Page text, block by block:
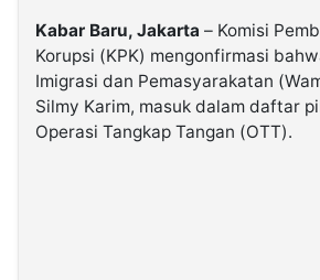
Kabarbaru.co
Kabar Baru, Jakarta – Komisi
Korupsi (KPK) mengonfirmasi
Imigrasi dan Pemasyarakatan
Silmy Karim, masuk dalam daftar
Operasi Tangkap Tangan (OTT).